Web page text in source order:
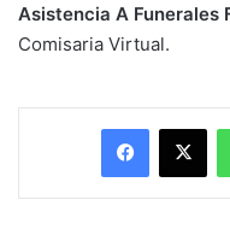
Asistencia A Funerales
Comisaria Virtual.
Facebook
X